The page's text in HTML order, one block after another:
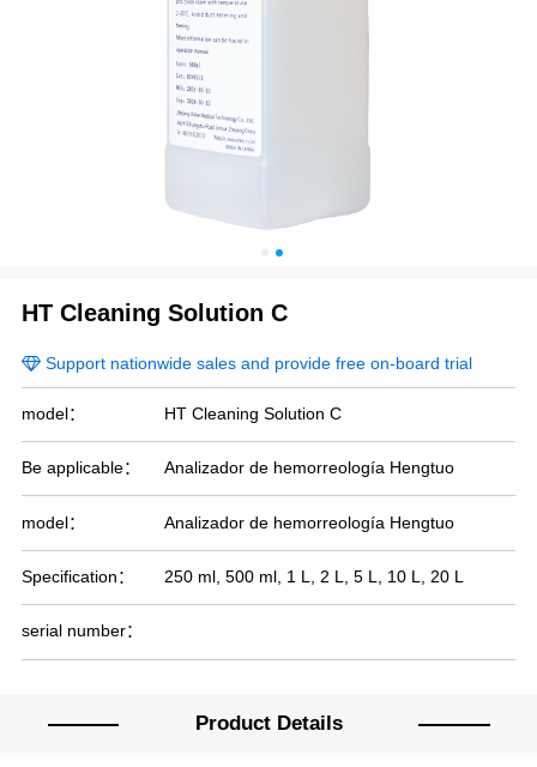
HT Cleaning Solution C
Support nationwide sales and provide free on-board trial
model： HT Cleaning Solution C
Be applicable： Analizador de hemorreología Hengtuo
model： Analizador de hemorreología Hengtuo
Specification： 250 ml, 500 ml, 1 L, 2 L, 5 L, 10 L, 20 L
serial number：
Product Details